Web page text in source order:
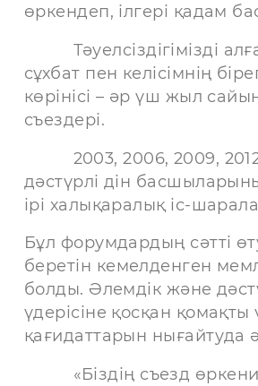
өркендеп, ілгері қадам
Тәуелсіздігімізді
сұхбат пен келісімнің
көрінісі – әр үш жыл
съездері.
2003, 2006, 2009, 2012,
дәстүрлі дін
ірі халықаралық іс-
Бұл форумдардың сәтті
беретін кемелденген
болды. Әлемдік және
үдерісіне қосқан қомақты
қағидаттарын
«Біздің съезд